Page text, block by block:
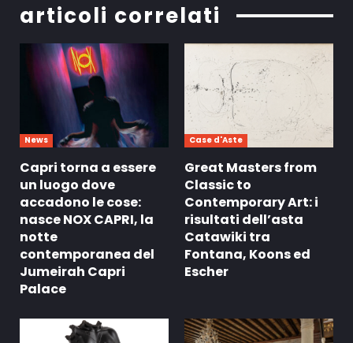
articoli correlati
News
Capri torna a essere
un luogo dove
accadono le cose:
nasce NOX CAPRI, la
notte
contemporanea del
Jumeirah Capri
Palace
Case d'Aste
Great Masters from
Classic to
Contemporary Art: i
risultati dell’asta
Catawiki tra
Fontana, Koons ed
Escher